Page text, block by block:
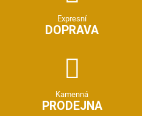
Expresní
DOPRAVA
Kamenná
PRODEJNA